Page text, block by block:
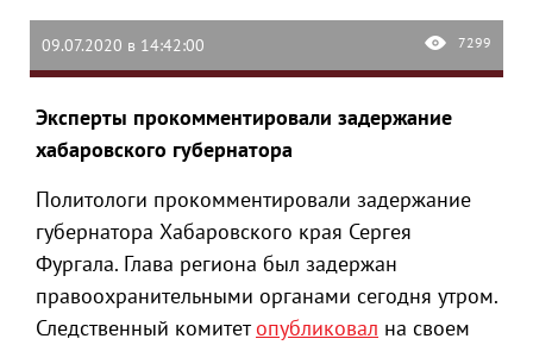
09.07.2020 в 14:42:00 7299
Эксперты прокомментировали задержание
хабаровского губернатора
Политологи прокомментировали задержание
губернатора Хабаровского края Сергея
Фургала. Глава региона был задержан
правоохранительными органами сегодня утром.
Следственный комитетопубликовал на своем